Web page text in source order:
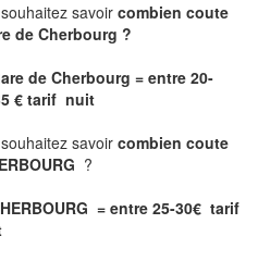
savoir combien coute
de Cherbourg ?
de Cherbourg = entre 20-
€ tarif nuit
savoir combien coute
?
= entre 25-30€ tarif